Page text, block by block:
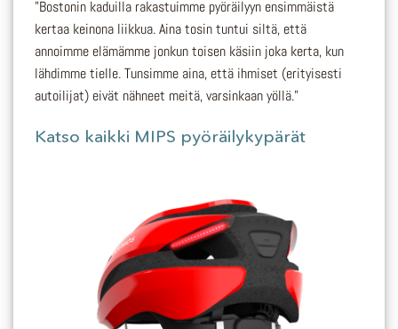
”Bostonin kaduilla rakastuimme pyöräilyyn ensimmäistä
kertaa keinona liikkua. Aina tosin tuntui siltä, ​​että
annoimme elämämme jonkun toisen käsiin joka kerta, kun
lähdimme tielle. Tunsimme aina, että ihmiset (erityisesti
autoilijat) eivät nähneet meitä, varsinkaan yöllä.”
Katso kaikki MIPS pyöräilykypärät